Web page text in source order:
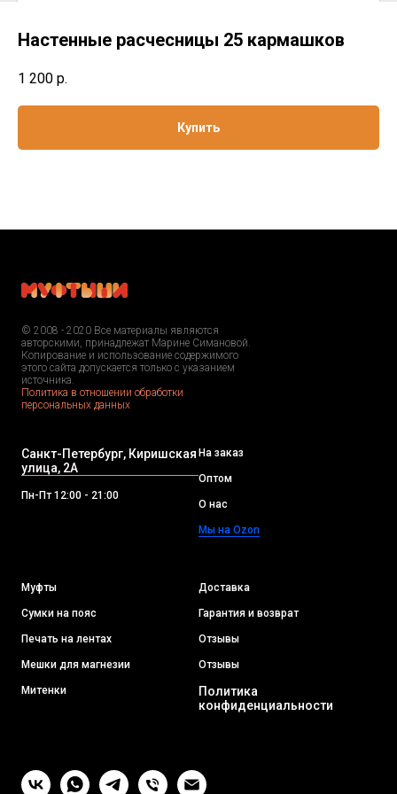
Настенные расчесницы 25 кармашков
1 200 р.
Купить
© 2008 - 2020 Все материалы являются
авторскими, принадлежат Марине Симановой.
Копирование и использование содержимого
этого сайта допускается только с указанием
источника.
Политика в отношении обработки
персональных данных
Санкт-Петербург, Киришская
улица, 2А
Пн-Пт 12:00 - 21:00
На заказ
Оптом
О нас
Мы на Ozon
Муфты
Сумки на пояс
Печать на лентах
Мешки для магнезии
Митенки
Доставка
Гарантия и возврат
Отзывы
Отзывы
Политика
конфиденциальности